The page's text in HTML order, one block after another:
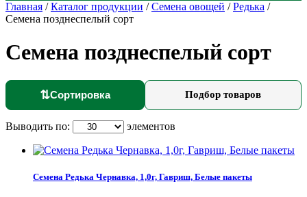
Главная /Каталог продукции /Семена овощей /Редька /
Семена позднеспелый сорт
Семена позднеспелый сорт
⇅Сортировка Подбор товаров
Выводить по: элементов
Семена Редька Чернавка, 1,0г, Гавриш, Белые пакеты